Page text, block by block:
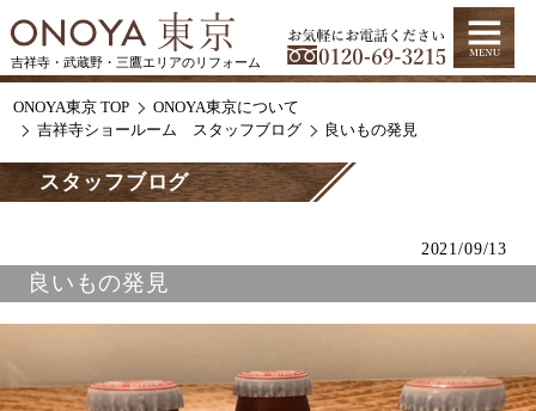
吉祥寺・武蔵野・三鷹エリアのリフォーム
ONOYA東京 TOP
ONOYA東京について
吉祥寺ショールーム スタッフブログ
良いもの発見
スタッフブログ
2021/09/13
良いもの発見